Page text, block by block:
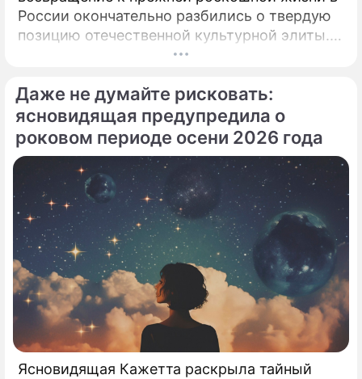
России окончательно разбились о твердую
позицию отечественной культурной элиты.
Эпопея вокруг возможного камбэка 75-
сцену приобрела абсолютно
бескомпромиссный характер.
Даже не думайте рисковать:
ясновидящая предупредила о
роковом периоде осени 2026 года
Ясновидящая Кажетта раскрыла тайный